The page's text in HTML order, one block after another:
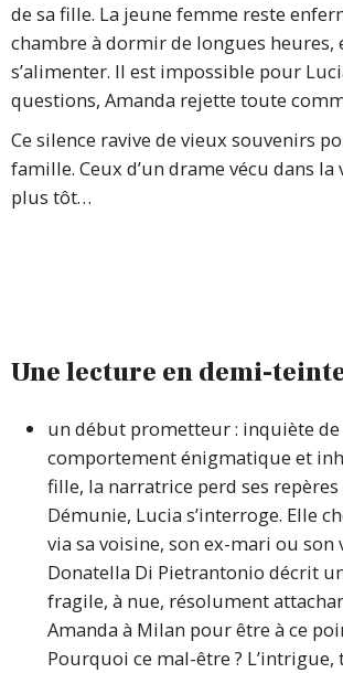
de sa fille. La jeune femme reste
chambre à dormir de longues heures,
s’alimenter. Il est impossible pour
questions, Amanda rejette toute
Ce silence ravive de vieux souvenirs
famille. Ceux d’un drame vécu dans la
plus tôt…
Une lecture en demi-
un début prometteur : inquiète
comportement énigmatique et
fille, la narratrice perd ses repères
Démunie, Lucia s’interroge. Elle
via sa voisine, son ex-mari ou son
Donatella Di Pietrantonio décrit
fragile, à nue, résolument
Amanda à Milan pour être à ce
Pourquoi ce mal-être ? L’intrigue,